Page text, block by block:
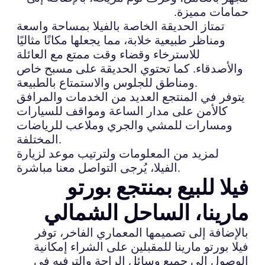
حمامات مميزة.
تمتاز الحديقة الخاصة بالفيلا بمساحة واسعة
ومناظر طبيعية خلابة، مما يجعلها مكانًا مثاليًا
للاسترخاء وقضاء وقت ممتع مع العائلة
والأصدقاء. كما تحتوي الحديقة على مسبح خاص
ومناطق للجلوس والاستمتاع بالطبيعة.
يتوفر في المنتجع العديد من الخدمات والمرافق
كالأمن على مدار الساعة ومواقف للسيارات
ومسارات للمشي والجري وملاعب للرياضات
المختلفة.
لمزيد من المعلومات ولترتيب موعد لزيارة
الفيلا، يُرجى التواصل معنا مباشرة.
فيلا للبيع بمنتجع بورتو
مارينا، الساحل الشمالي
بالإضافة إلى تصميمها المعماري الفاخر، توفر
فيلا بورتو مارينا للمقبلين على الشراء إمكانية
الوصول إلى جميع وسائل الراحة والترفيه في